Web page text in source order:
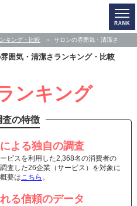
キング・比較 サロンの雰囲気・清潔さ
囲気・清潔さランキング・比較
ンキング
査の特徴
よる独自の調査
ビスを利用した2,368名の消費者の
査した26企業（サービス）を対象に
要はこちら 。
る信頼のデータ